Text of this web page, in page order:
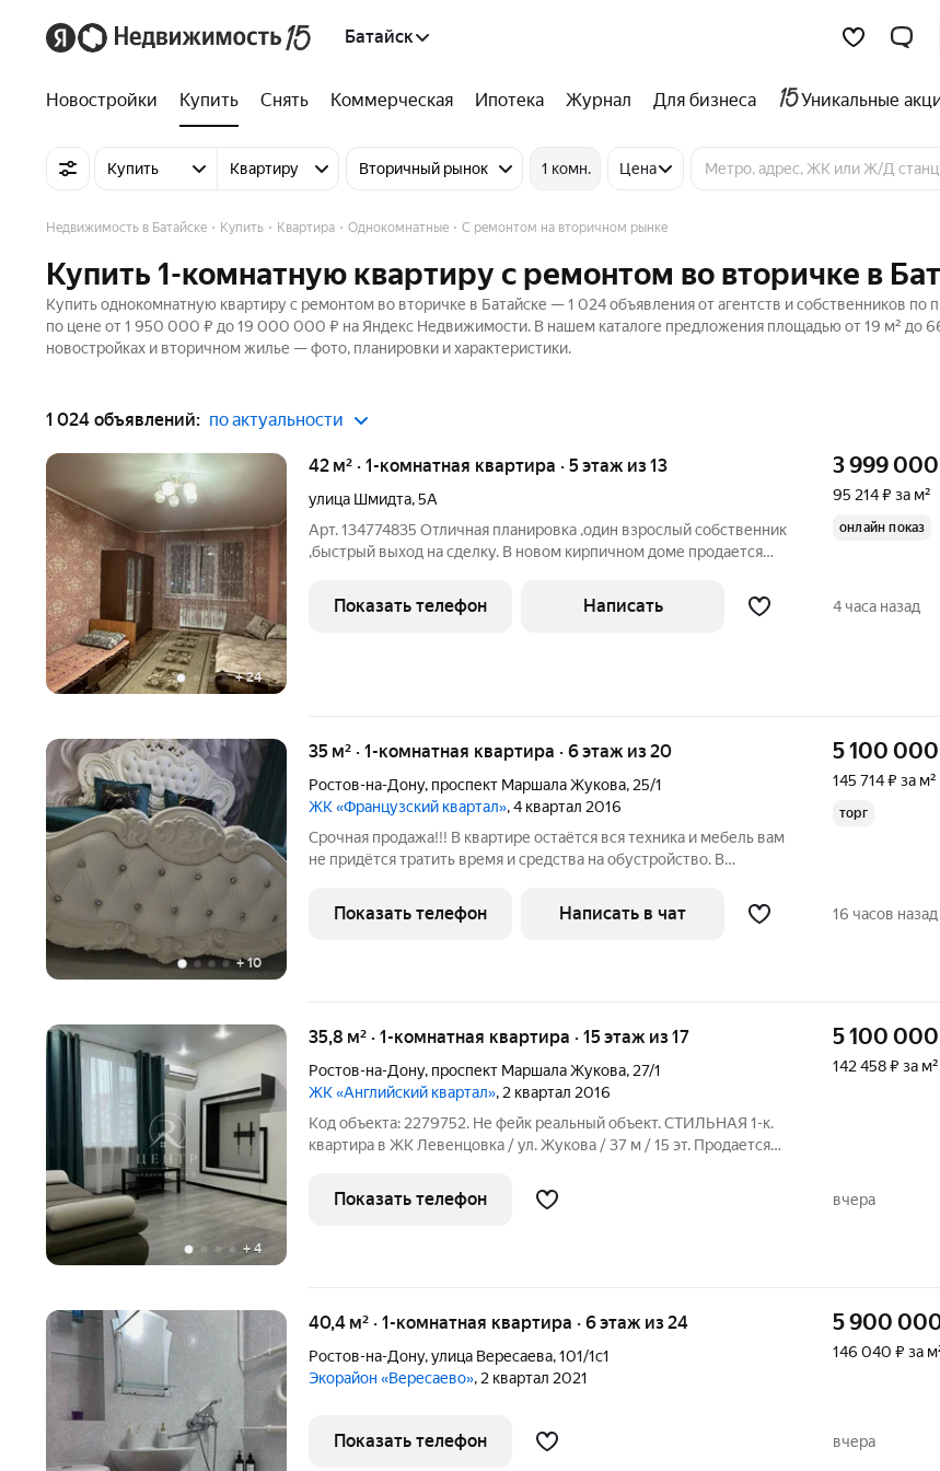
Батайск
Новостройки Купить Снять Коммерческая Ипотека Журнал Для бизнеса Уникальные
Купить Квартиру Вторичный рынок 1 комн. Цена
Недвижимость в Батайске Купить Квартира Однокомнатные С ремонтом на вторичном рынке
Купить 1-комнатную квартиру с ремонтом во вторичке в
Купить однокомнатную квартиру с ремонтом во вторичке в Батайске — 1 024 объявления от агентств и собственников по
по цене от 1 950 000 ₽ до 19 000 000 ₽ на Яндекс Недвижимости. В нашем каталоге предложения площадью от 19 м² до
новостройках и вторичном жилье — фото, планировки и характеристики.
1 024 объявлений: по актуальности
+24
42 м² · 1-комнатная квартира · 5 этаж из 13
улица Шмидта,5А
Арт. 134774835 Отличная планировка ,один взрослый собственник
,быстрый выход на сделку. В новом кирпичном доме продается
кирпичное отопление, что существенно экономит коммунальные
платежи.
3 999 000
95 214 ₽ за м²
онлайн показ
Показать телефон Написать 4 часа назад
+10
35 м² · 1-комнатная квартира · 6 этаж из 20
Ростов-на-Дону, проспект Маршала Жукова, 25/1
ЖК «Французский квартал», 4 квартал 2016
Срочная продажа!!! В квартире остаётся вся техника и мебель вам
не придётся тратить время и средства на обустройство. В
микроволновая печь и чайник. Также в квартире есть балкон
отличное место для
5 100 000
145 714 ₽ за м²
торг
Показать телефон Написать в чат 16 часов назад
+ 4
35,8 м² · 1-комнатная квартира · 15 этаж из 17
Ростов-на-Дону, проспект Маршала Жукова, 27/1
ЖК «Английский квартал», 2 квартал 2016
Код объекта: 2279752. Не фейк реальный объект. СТИЛЬНАЯ 1-к.
квартира в ЖК Левенцовка / ул. Жукова / 37 м / 15 эт. Продается
востребованных районов Ростова ЖК «Левенцовка» (ул. Жукова,
27/1). Это
5 100 000
142 458 ₽ за м²
Показать телефон вчера
40,4 м² · 1-комнатная квартира · 6 этаж из 24
Ростов-на-Дону,улица Вересаева,101/1c1
Экорайон «Вересаево», 2 квартал 2021
5 900
146 040 ₽ за
Показать телефон вчера